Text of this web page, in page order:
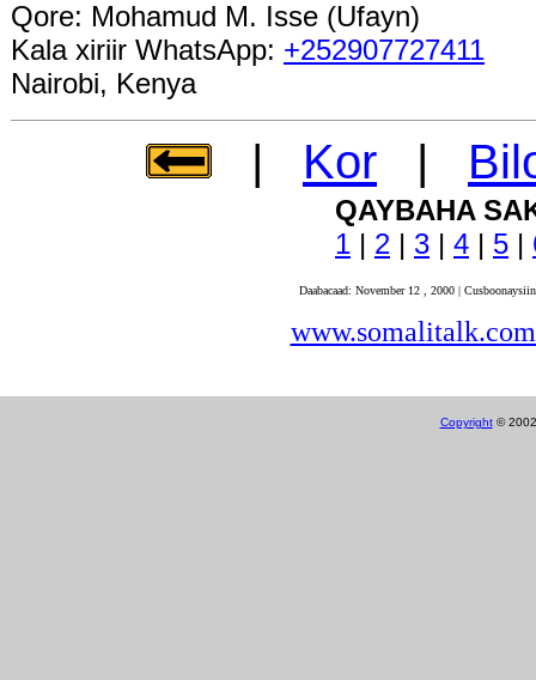
Qore: Mohamud M. Isse (Ufayn)
Kala xiriir WhatsApp: +252907727411
Nairobi, Kenya
| Kor |
QAYBAHA
1 | 2 | 3 | 4 | 5 |
Daabacaad: November 12 , 2000 |
Copyright©